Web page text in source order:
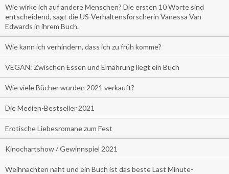
Wie wirke ich auf andere Menschen? Die ersten 10 Worte sind
entscheidend, sagt die US-Verhaltensforscherin Vanessa Van
Edwards in ihrem Buch.
Wie kann ich verhindern, dass ich zu früh komme?
VEGAN: Zwischen Essen und Ernährung liegt ein Buch
Wie viele Bücher wurden 2021 verkauft?
Die Medien-Bestseller 2021
Erotische Liebesromane zum Fest
Kinochartshow / Gewinnspiel 2021
Weihnachten naht und ein Buch ist das beste Last Minute-